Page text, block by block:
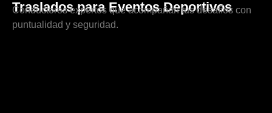
Traslados para Eventos Deportivos
Conductores expertos que acompañan tus desafíos con
puntualidad y seguridad.